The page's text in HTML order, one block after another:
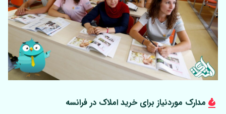
مدارک موردنیاز برای خرید املاک در فرانسه